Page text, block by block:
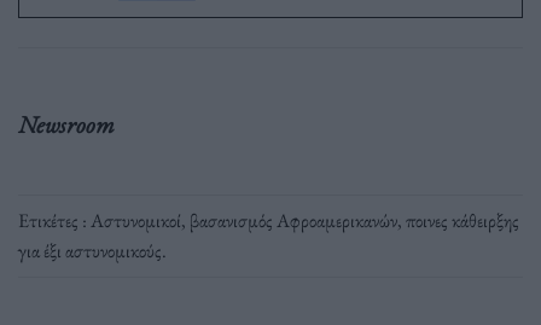
Newsroom
Ετικέτες :Αστυνομικοί, βασανισμός Αφροαμερικανών,ποινες κάθειρξης
για έξι αστυνομικούς.